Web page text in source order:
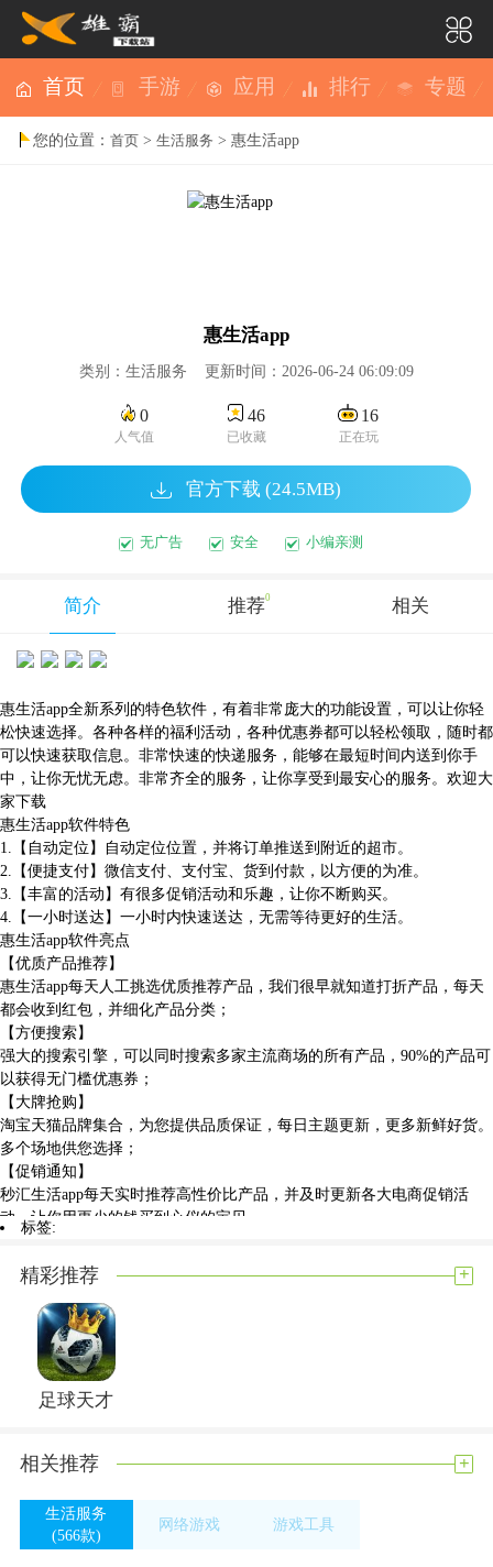
首页 手游 应用 排行 专题
您的位置：首页 >生活服务 > 惠生活app
惠生活app
类别：生活服务 更新时间：2026-06-24 06:09:09
0
人气值
46
已收藏
16
正在玩
官方下载 (24.5MB)
无广告 安全 小编亲测
简介 推荐0 相关
惠生活app全新系列的特色软件，有着非常庞大的功能设置，可以让你轻
松快速选择。各种各样的福利活动，各种优惠券都可以轻松领取，随时都
可以快速获取信息。非常快速的快递服务，能够在最短时间内送到你手
中，让你无忧无虑。非常齐全的服务，让你享受到最安心的服务。欢迎大
家下载
惠生活app软件特色
1.【自动定位】自动定位位置，并将订单推送到附近的超市。
2.【便捷支付】微信支付、支付宝、货到付款，以方便的为准。
3.【丰富的活动】有很多促销活动和乐趣，让你不断购买。
4.【一小时送达】一小时内快速送达，无需等待更好的生活。
惠生活app软件亮点
【优质产品推荐】
惠生活app每天人工挑选优质推荐产品，我们很早就知道打折产品，每天
都会收到红包，并细化产品分类；
【方便搜索】
强大的搜索引擎，可以同时搜索多家主流商场的所有产品，90%的产品可
以获得无门槛优惠券；
【大牌抢购】
淘宝天猫品牌集合，为您提供品质保证，每日主题更新，更多新鲜好货。
多个场地供您选择；
【促销通知】
秒汇生活app每天实时推荐高性价比产品，并及时更新各大电商促销活
动，让你用更少的钱买到心仪的宝贝。
惠生活app软件点评
惠生活app是一款相当经典的软件平台，特别丰富的内容过程，更多有趣
的服务内容。非常强大的功能定位，可以帮助你将各种类型的订单快速送
到附近超市，让大家进行自取。多种不同的支付方式，更加个性化的付
款，让大家拥有更多的选择机会。
标签:
精彩推荐 +
足球天才
相关推荐 +
生活服务
(566款)
网络游戏
游戏工具